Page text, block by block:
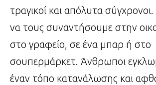
τραγικοί και απόλυτα
να τους συναντήσουμε στην
στο γραφείο, σε ένα μπαρ ή στο
σουπερμάρκετ. Άνθρωποι
έναν τόπο κατανάλωσης και